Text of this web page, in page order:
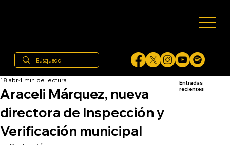
Araceli Márquez, nueva
directora de Inspección y
Verificación municipal
18 abr 1 min de lectura
Entradas
recientes